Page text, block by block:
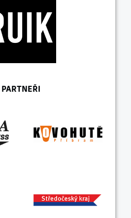
PARTNEŘI